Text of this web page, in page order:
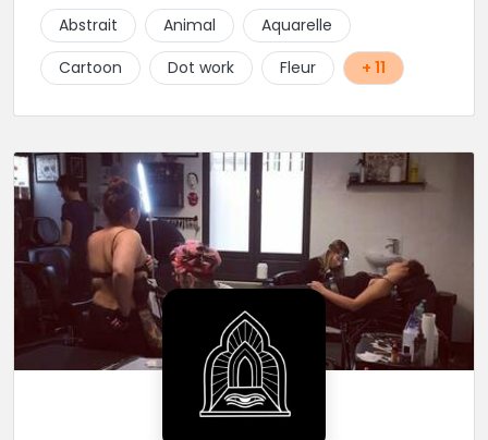
souhaitant se faire tatouer de pouvoir construire un
projet entièrement personnalisé. Une pierceuse est
présente en Guest environ une semaine par mois au
salon.
Abstrait Animal
Aquarelle
Cartoon
Dot work Fleur + 11